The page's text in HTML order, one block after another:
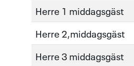
Herre 1 middagsgäst
Herre 2,middagsgäst
Herre 3 middagsgäst